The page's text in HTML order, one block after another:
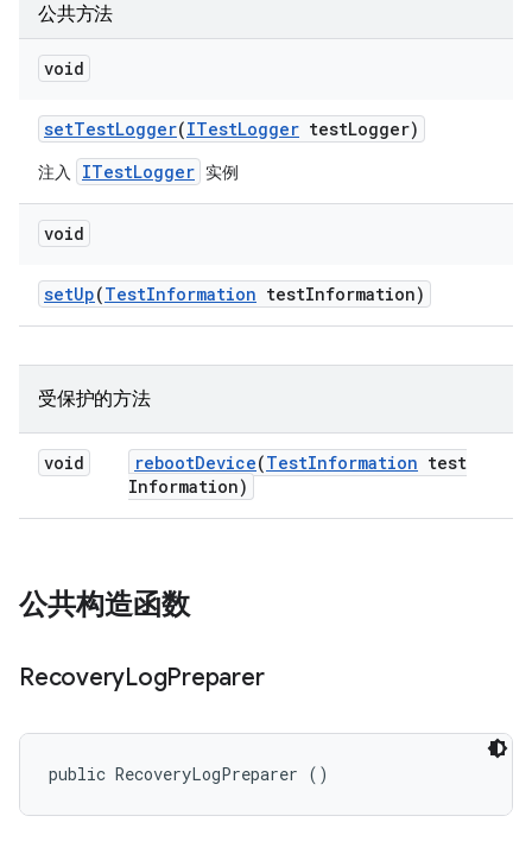
公共方法
void
setTestLogger(ITestLogger testLogger)
注入 ITestLogger 实例
void
setUp(TestInformation testInformation)
受保护的方法
void rebootDevice(TestInformation test
Information)
公共构造函数
RecoveryLogPreparer
public RecoveryLogPreparer ()